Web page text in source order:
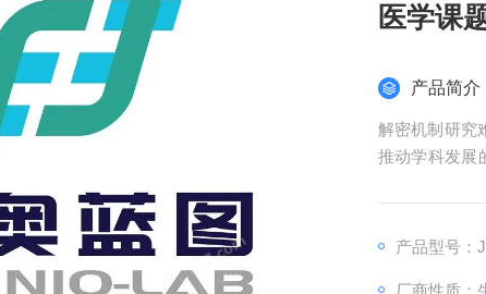
医学课
产品简介
解密机制研究
推动学科发展
化，研究者
B）依托全链
理论创新到数
产品型号：
厂商性质：